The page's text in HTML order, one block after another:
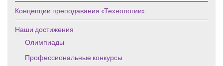
Концепции преподавания «Технологии»
Наши достижения
Олимпиады
Профессиональные конкурсы